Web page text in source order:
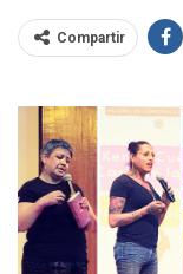
Compartir